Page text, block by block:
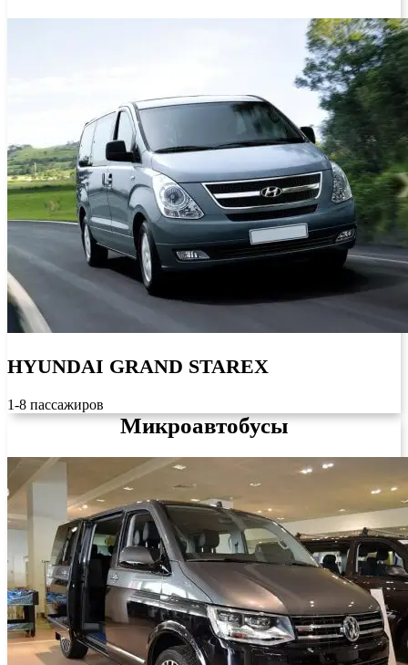
HYUNDAI GRAND STAREX
1-8 пассажиров
Микроавтобусы